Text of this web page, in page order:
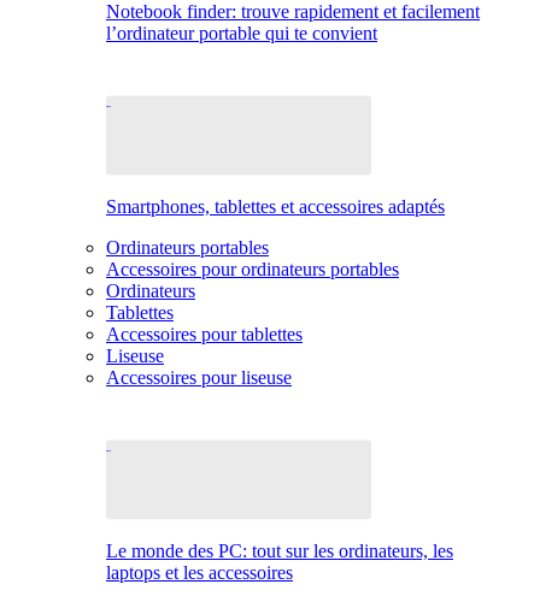
Notebook finder: trouve rapidement et facilement
l’ordinateur portable qui te convient
Smartphones, tablettes et accessoires adaptés
Ordinateurs portables
Accessoires pour ordinateurs portables
Ordinateurs
Tablettes
Accessoires pour tablettes
Liseuse
Accessoires pour liseuse
Le monde des PC: tout sur les ordinateurs, les
laptops et les accessoires